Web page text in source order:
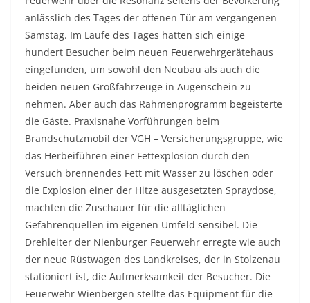
anlässlich des Tages der offenen Tür am vergangenen
Samstag. Im Laufe des Tages hatten sich einige
hundert Besucher beim neuen Feuerwehrgerätehaus
eingefunden, um sowohl den Neubau als auch die
beiden neuen Großfahrzeuge in Augenschein zu
nehmen. Aber auch das Rahmenprogramm begeisterte
die Gäste. Praxisnahe Vorführungen beim
Brandschutzmobil der VGH – Versicherungsgruppe, wie
das Herbeiführen einer Fettexplosion durch den
Versuch brennendes Fett mit Wasser zu löschen oder
die Explosion einer der Hitze ausgesetzten Spraydose,
machten die Zuschauer für die alltäglichen
Gefahrenquellen im eigenen Umfeld sensibel. Die
Drehleiter der Nienburger Feuerwehr erregte wie auch
der neue Rüstwagen des Landkreises, der in Stolzenau
stationiert ist, die Aufmerksamkeit der Besucher. Die
Feuerwehr Wienbergen stellte das Equipment für die